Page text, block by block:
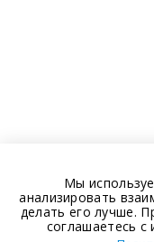
Мы
анализировать
делать его лучше.
соглашаетесь